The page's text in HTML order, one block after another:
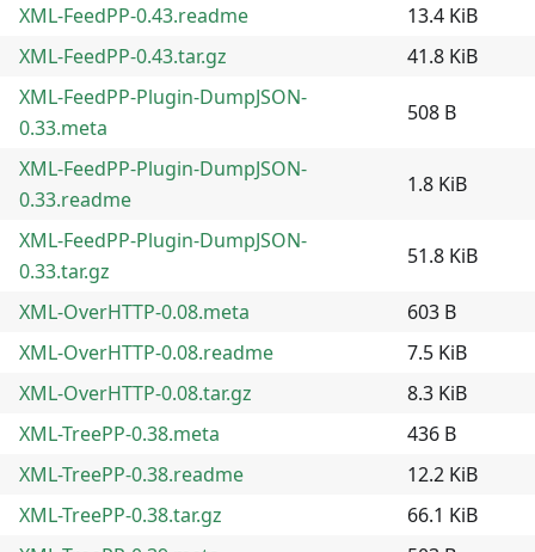
XML-FeedPP-0.43.readme
13.4 KiB
XML-FeedPP-0.43.tar.gz
41.8 KiB
XML-FeedPP-Plugin-DumpJSON-
0.33.meta
508 B
XML-FeedPP-Plugin-DumpJSON-
0.33.readme
1.8 KiB
XML-FeedPP-Plugin-DumpJSON-
0.33.tar.gz
51.8 KiB
XML-OverHTTP-0.08.meta
603 B
XML-OverHTTP-0.08.readme
7.5 KiB
XML-OverHTTP-0.08.tar.gz
8.3 KiB
XML-TreePP-0.38.meta
436 B
XML-TreePP-0.38.readme
12.2 KiB
XML-TreePP-0.38.tar.gz
66.1 KiB